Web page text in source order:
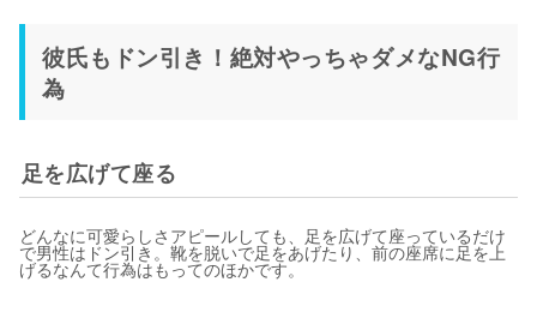
彼氏もドン引き！絶対やっちゃダメなNG行
為
足を広げて座る
どんなに可愛らしさアピールしても、足を広げて座っているだけ
で男性はドン引き。靴を脱いで足をあげたり、前の座席に足を上
げるなんて行為はもってのほかです。